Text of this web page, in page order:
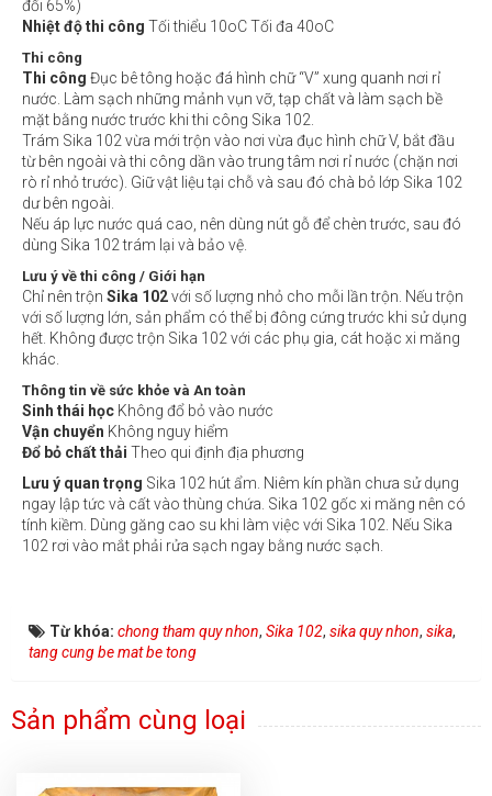
đối 65%)
Nhiệt độ thi công Tối thiểu 10oC Tối đa 40oC
Thi công
Thi công Đục bê tông hoặc đá hình chữ “V” xung quanh nơi rỉ
nước. Làm sạch những mảnh vụn vỡ, tạp chất và làm sạch bề
mặt bằng nước trước khi thi công Sika 102.
Trám Sika 102 vừa mới trộn vào nơi vừa đục hình chữ V, bắt đầu
từ bên ngoài và thi công dần vào trung tâm nơi rỉ nước (chặn nơi
rò rỉ nhỏ trước). Giữ vật liệu tại chỗ và sau đó chà bỏ lớp Sika 102
dư bên ngoài.
Nếu áp lực nước quá cao, nên dùng nút gỗ để chèn trước, sau đó
dùng Sika 102 trám lại và bảo vệ.
Lưu ý về thi công / Giới hạn
Chỉ nên trộn Sika 102với số lượng nhỏ cho mỗi lần trộn. Nếu trộn
với số lượng lớn, sản phẩm có thể bị đông cứng trước khi sử dụng
hết. Không được trộn Sika 102 với các phụ gia, cát hoặc xi măng
khác.
Thông tin về sức khỏe và An toàn
Sinh thái học Không đổ bỏ vào nước
Vận chuyển Không nguy hiểm
Đổ bỏ chất thải Theo qui định địa phương
Lưu ý quan trọng Sika 102 hút ẩm. Niêm kín phần chưa sử dụng
ngay lập tức và cất vào thùng chứa. Sika 102 gốc xi măng nên có
tính kiềm. Dùng găng cao su khi làm việc với Sika 102. Nếu Sika
102 rơi vào mắt phải rửa sạch ngay bằng nước sạch.
Từ khóa: chong tham quy nhon, Sika 102, sika quy nhon, sika,
tang cung be mat be tong
Sản phẩm cùng loại